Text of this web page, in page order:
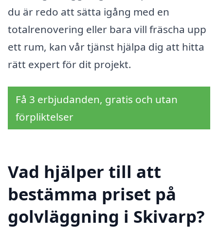
du är redo att sätta igång med en
totalrenovering eller bara vill fräscha upp
ett rum, kan vår tjänst hjälpa dig att hitta
rätt expert för dit projekt.
Få 3 erbjudanden, gratis och utan
förpliktelser
Vad hjälper till att
bestämma priset på
golvläggning i Skivarp?